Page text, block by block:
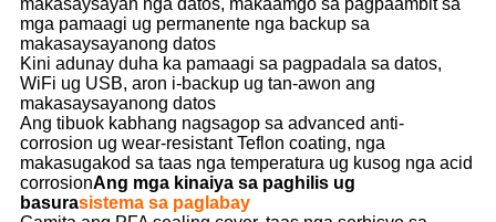
makasaysayan nga datos, makaamgo sa pagpaambit sa
mga pamaagi ug permanente nga backup sa
makasaysayanong datos
Kini adunay duha ka pamaagi sa pagpadala sa datos,
WiFi ug USB, aron i-backup ug tan-awon ang
makasaysayanong datos
Ang tibuok kabhang nagsagop sa advanced anti-
corrosion ug wear-resistant Teflon coating, nga
makasugakod sa taas nga temperatura ug kusog nga acid
corrosionAng mga kinaiya sa paghilis ug
basurasistema sa paglabay